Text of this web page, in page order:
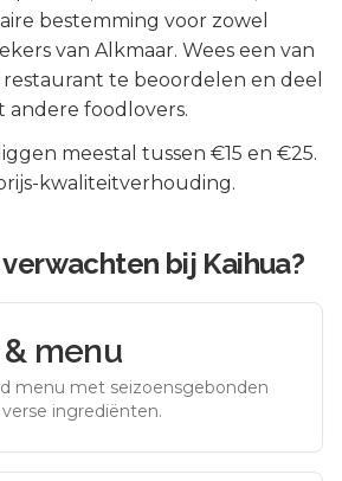
bestemming voor zowel
van Alkmaar. Wees een van
te beoordelen en deel
andere foodlovers.
meestal tussen €15 en €25.
kwaliteitverhouding.
bij Kaihua?
menu
menu met seizoensgebonden
ingrediënten.